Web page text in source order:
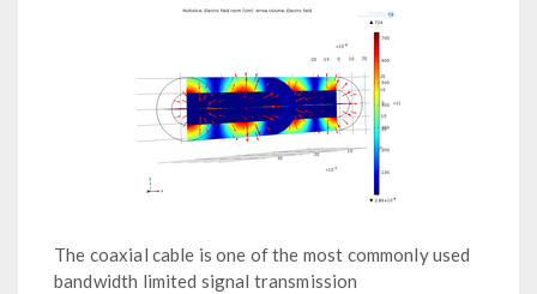
The coaxial cable is one of the most commonly used
bandwidth limited signal transmission